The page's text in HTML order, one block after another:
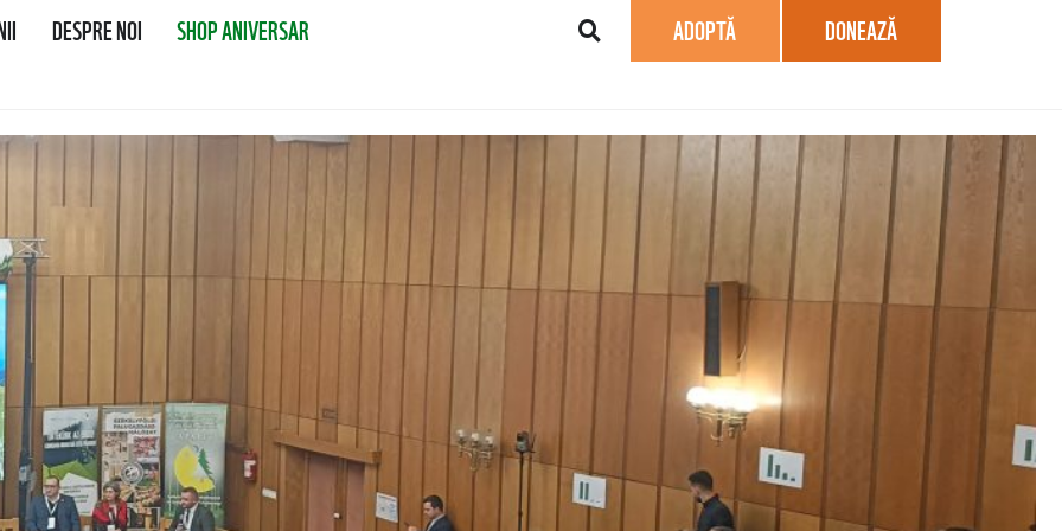
DESPRE NOI SHOP ANIVERSAR ADOPTĂ DONEAZĂ